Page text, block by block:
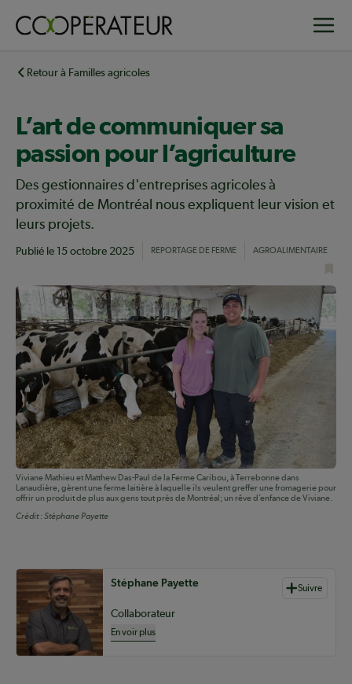
principalRetour à Familles agricoles
L’art de communiquer sa
passion pour l’agriculture
Des gestionnaires d'entreprises agricoles à
proximité de Montréal nous expliquent leur vision et
leurs projets.
Publié le 15 octobre 2025 REPORTAGE DE FERME AGROALIMENTAIRE
Viviane Mathieu et Matthew Das-Paul de la Ferme Caribou, à Terrebonne dans
Lanaudière, gèrent une ferme laitière à laquelle ils veulent greffer une fromagerie pour
offrir un produit de plus aux gens tout près de Montréal; un rêve d’enfance de Viviane.
Crédit :Stéphane Payette
Auteurs de contenu
Stéphane Payette Suivre
Collaborateur
En voir plus